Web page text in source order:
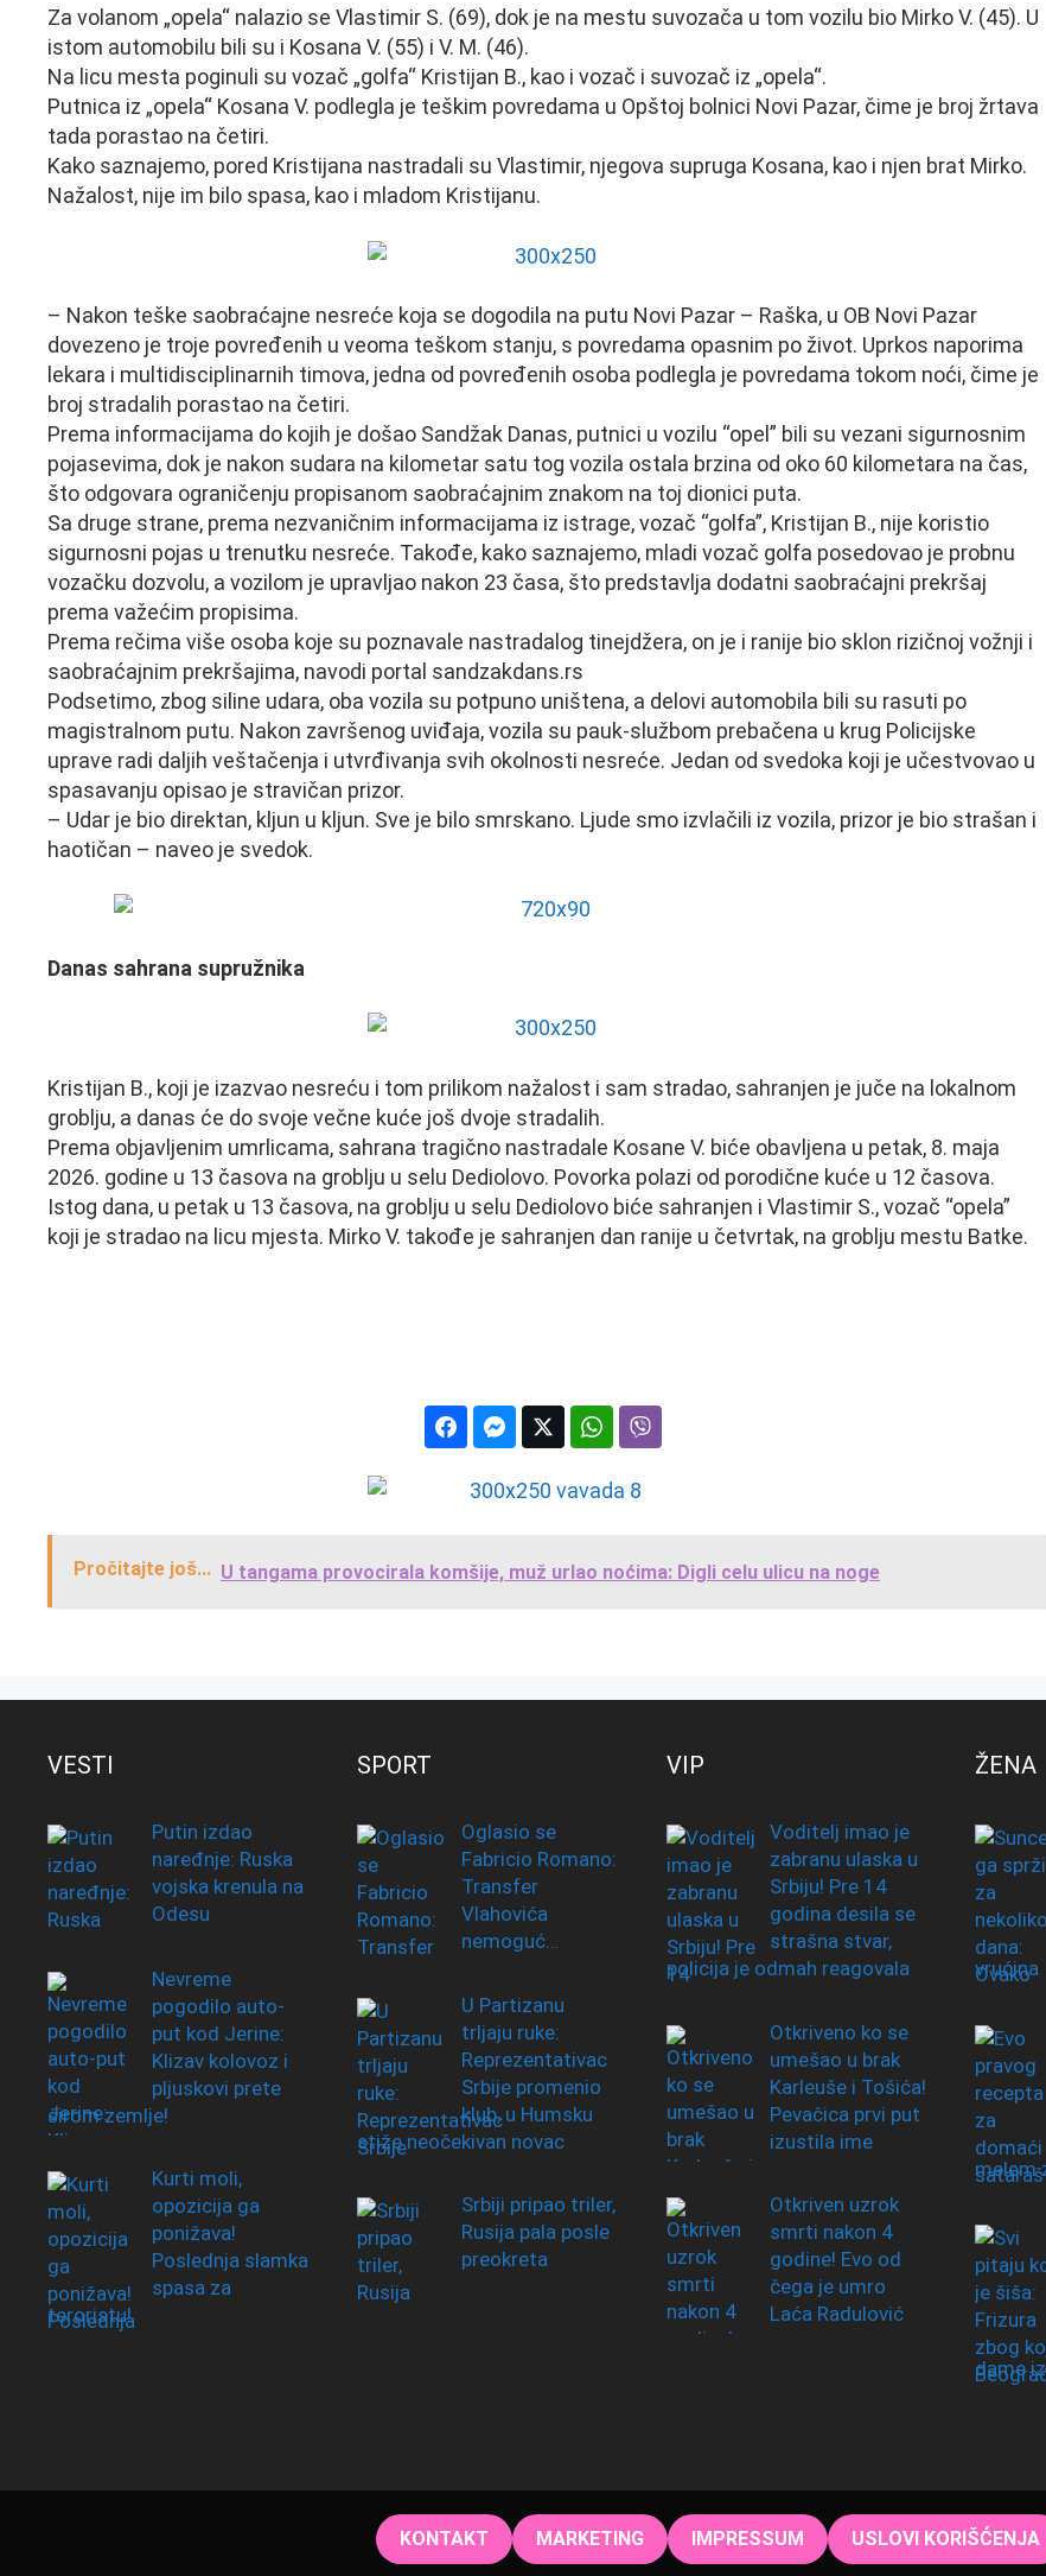
Za volanom „opela“ nalazio se Vlastimir S. (69), dok je na mestu suvozača u tom vozilu bio Mirko V. (45). U
istom automobilu bili su i Kosana V. (55) i V. M. (46).
Na licu mesta poginuli su vozač „golfa“ Kristijan B., kao i vozač i suvozač iz „opela“.
Putnica iz „opela“ Kosana V. podlegla je teškim povredama u Opštoj bolnici Novi Pazar, čime je broj žrtava
tada porastao na četiri.
Kako saznajemo, pored Kristijana nastradali su Vlastimir, njegova supruga Kosana, kao i njen brat Mirko.
Nažalost, nije im bilo spasa, kao i mladom Kristijanu.
– Nakon teške saobraćajne nesreće koja se dogodila na putu Novi Pazar – Raška, u OB Novi Pazar
dovezeno je troje povređenih u veoma teškom stanju, s povredama opasnim po život. Uprkos naporima
lekara i multidisciplinarnih timova, jedna od povređenih osoba podlegla je povredama tokom noći, čime je
broj stradalih porastao na četiri.
Prema informacijama do kojih je došao Sandžak Danas, putnici u vozilu “opel” bili su vezani sigurnosnim
pojasevima, dok je nakon sudara na kilometar satu tog vozila ostala brzina od oko 60 kilometara na čas,
što odgovara ograničenju propisanom saobraćajnim znakom na toj dionici puta.
Sa druge strane, prema nezvaničnim informacijama iz istrage, vozač “golfa”, Kristijan B., nije koristio
sigurnosni pojas u trenutku nesreće. Takođe, kako saznajemo, mladi vozač golfa posedovao je probnu
vozačku dozvolu, a vozilom je upravljao nakon 23 časa, što predstavlja dodatni saobraćajni prekršaj
prema važećim propisima.
Prema rečima više osoba koje su poznavale nastradalog tinejdžera, on je i ranije bio sklon rizičnoj vožnji i
saobraćajnim prekršajima, navodi portal sandzakdans.rs
Podsetimo, zbog siline udara, oba vozila su potpuno uništena, a delovi automobila bili su rasuti po
magistralnom putu. Nakon završenog uviđaja, vozila su pauk-službom prebačena u krug Policijske
uprave radi daljih veštačenja i utvrđivanja svih okolnosti nesreće. Jedan od svedoka koji je učestvovao u
spasavanju opisao je stravičan prizor.
– Udar je bio direktan, kljun u kljun. Sve je bilo smrskano. Ljude smo izvlačili iz vozila, prizor je bio strašan i
haotičan – naveo je svedok.
Danas sahrana supružnika
Kristijan B., koji je izazvao nesreću i tom prilikom nažalost i sam stradao, sahranjen je juče na lokalnom
groblju, a danas će do svoje večne kuće još dvoje stradalih.
Prema objavljenim umrlicama, sahrana tragično nastradale Kosane V. biće obavljena u petak, 8. maja
2026. godine u 13 časova na groblju u selu Dediolovo. Povorka polazi od porodične kuće u 12 časova.
Istog dana, u petak u 13 časova, na groblju u selu Dediolovo biće sahranjen i Vlastimir S., vozač “opela”
koji je stradao na licu mjesta. Mirko V. takođe je sahranjen dan ranije u četvrtak, na groblju mestu Batke.
Pročitajte još... U tangama provocirala komšije, muž urlao noćima: Digli celu ulicu na noge
VESTI
Putin izdao
naređnje: Ruska
vojska krenula na
Odesu
Nevreme
pogodilo auto-
put kod Jerine:
Klizav kolovoz i
pljuskovi prete
širom zemlje!
Kurti moli,
opozicija ga
ponižava!
Poslednja slamka
spasa za
teroristu!
SPORT
Oglasio se
Fabricio Romano:
Transfer
Vlahovića
nemoguć…
U Partizanu
trljaju ruke:
Reprezentativac
Srbije promenio
klub, u Humsku
stiže neočekivan novac
Srbiji pripao triler,
Rusija pala posle
preokreta
VIP
Voditelj imao je
zabranu ulaska u
Srbiju! Pre 14
godina desila se
strašna stvar,
policija je odmah reagovala
Otkriveno ko se
umešao u brak
Karleuše i Tošića!
Pevačica prvi put
izustila ime
Otkriven uzrok
smrti nakon 4
godine! Evo od
čega je umro
Laća Radulović
ŽENA
vrućina
melem
dame
KONTAKT MARKETING IMPRESSUM USLOVI KORIŠĆENJA